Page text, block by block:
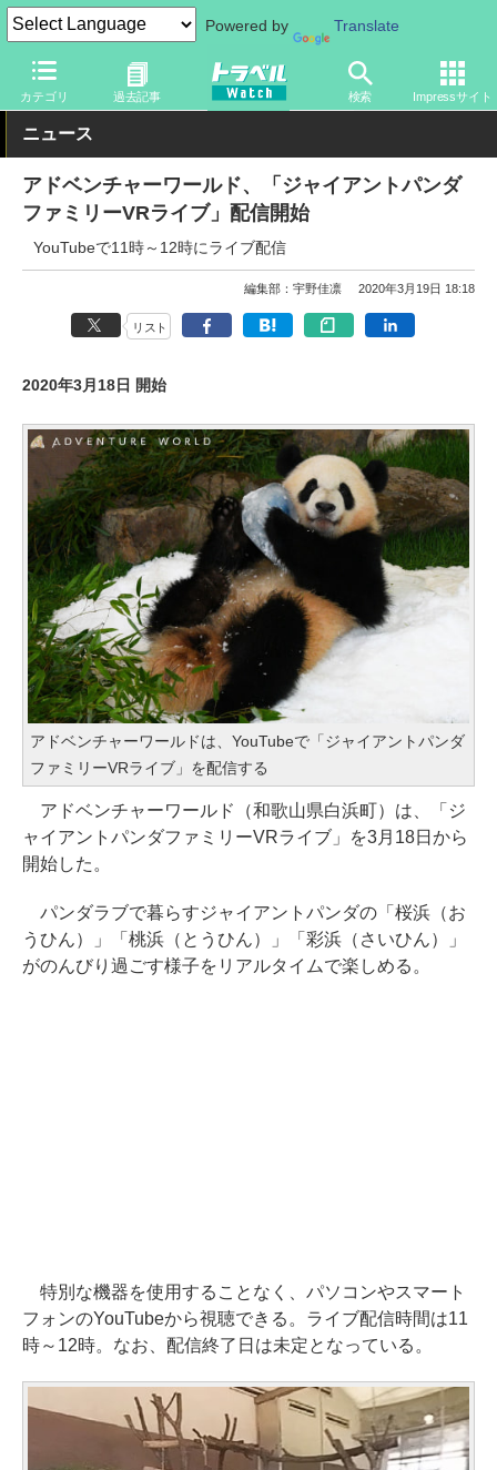
Powered by Translate
カテゴリ 過去記事 検索 Impressサイト
トラベル Watch 旅の情報 観光地
ニュース
アドベンチャーワールド、「ジャイアントパンダ
ファミリーVRライブ」配信開始
YouTubeで11時～12時にライブ配信
編集部：宇野佳凛 2020年3月19日 18:18
リスト
2020年3月18日 開始
アドベンチャーワールドは、YouTubeで「ジャイアントパンダ
ファミリーVRライブ」を配信する
アドベンチャーワールド（和歌山県白浜町）は、「ジ
ャイアントパンダファミリーVRライブ」を3月18日から
開始した。
パンダラブで暮らすジャイアントパンダの「桜浜（お
うひん）」「桃浜（とうひん）」「彩浜（さいひん）」
がのんびり過ごす様子をリアルタイムで楽しめる。
特別な機器を使用することなく、パソコンやスマート
フォンのYouTubeから視聴できる。ライブ配信時間は11
時～12時。なお、配信終了日は未定となっている。